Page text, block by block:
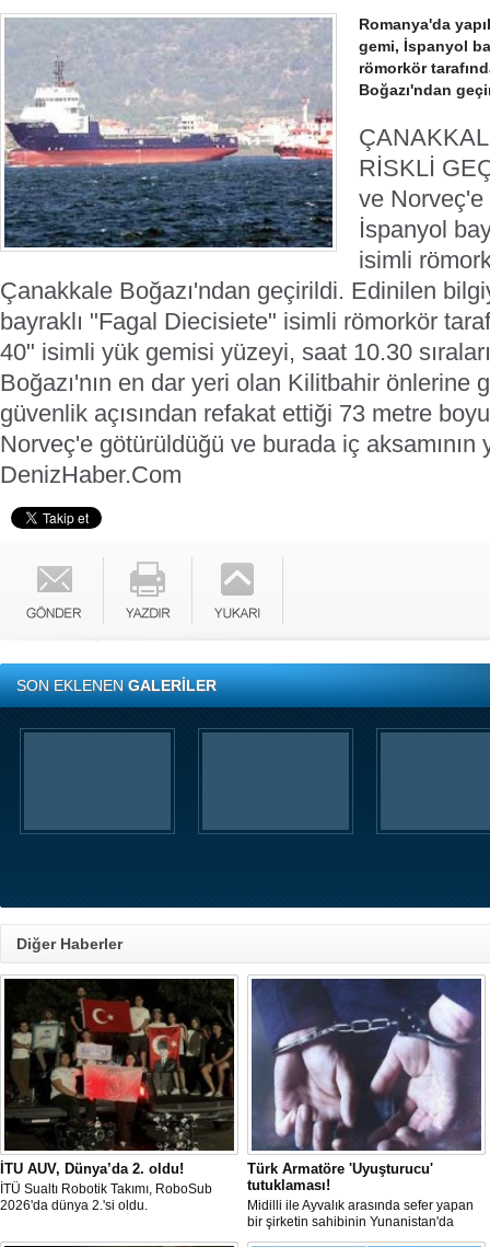
Romanya'da
gemi, İspanyol
römorkör
Boğazı'ndan
RİSKLİ
ve
İspanyol
isimli
Çanakkale Boğazı'ndan geçirildi. Edinilen
bayraklı "Fagal Diecisiete" isimli römorkör
40" isimli yük gemisi yüzeyi, saat 10.30
Boğazı'nın en dar yeri olan Kilitbahir önlerine
güvenlik açısından refakat ettiği 73 metre
Norveç'e götürüldüğü ve burada iç aksamının
DenizHaber.Com
SON EKLENENGALERİLER
Diğer Haberler
İTU AUV, Dünya’da 2. oldu!
İTÜ Sualtı Robotik Takımı, RoboSub
2026'da dünya 2.'si oldu.
Türk Armatöre 'Uyuşturucu'
tutuklaması!
Midilli ile Ayvalık arasında sefer yapan
bir şirketin sahibinin Yunanistan'da
tutuklandığı bildirildi.